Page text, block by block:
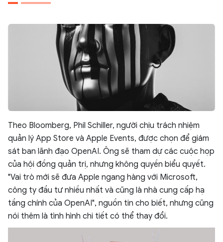
Theo Bloomberg, Phil Schiller, người chịu trách nhiệm
quản lý App Store và Apple Events, được chọn để giám
sát ban lãnh đạo OpenAI. Ông sẽ tham dự các cuộc họp
của hội đồng quản trị, nhưng không quyền biểu quyết.
"Vai trò mới sẽ đưa Apple ngang hàng với Microsoft,
công ty đầu tư nhiều nhất và cũng là nhà cung cấp hạ
tầng chính của OpenAI", nguồn tin cho biết, nhưng cũng
nói thêm là tình hình chi tiết có thể thay đổi.